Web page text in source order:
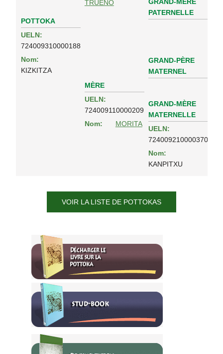
POTTOKA
UELN:
724009310000188
Nom:
KIZKITZA
TRUENO
PATERNELLE
MÈRE
UELN:
724009110000209
Nom:
MORITA
GRAND-PÈRE
MATERNEL
GRAND-MÈRE
MATERNELLE
UELN:
724009210000370
Nom:
KANPITXU
VOIR LA LISTE DE POTTOKAS